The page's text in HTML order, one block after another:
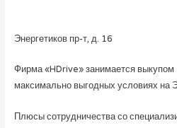
Энергетиков пр-т, д. 16
Фирма «HDrive» занимается выкупом
максимально выгодных условиях на
Плюсы сотрудничества со